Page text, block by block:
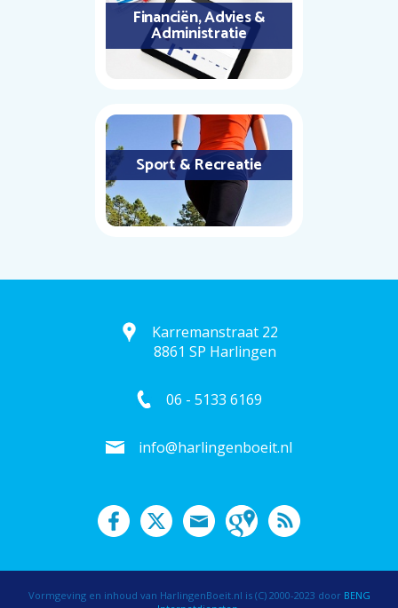
Financiën, Advies &
Administratie
Sport & Recreatie
Karremanstraat 22
8861 SP Harlingen
06 - 5133 6169
info@harlingenboeit.nl
Vormgeving en inhoud van HarlingenBoeit.nl is (C) 2000-2023 door BENG